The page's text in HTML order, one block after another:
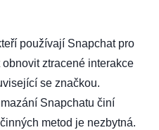
používají Snapchat pro
ztracené interakce
se značkou.
Snapchatu činí
metod je nezbytná.